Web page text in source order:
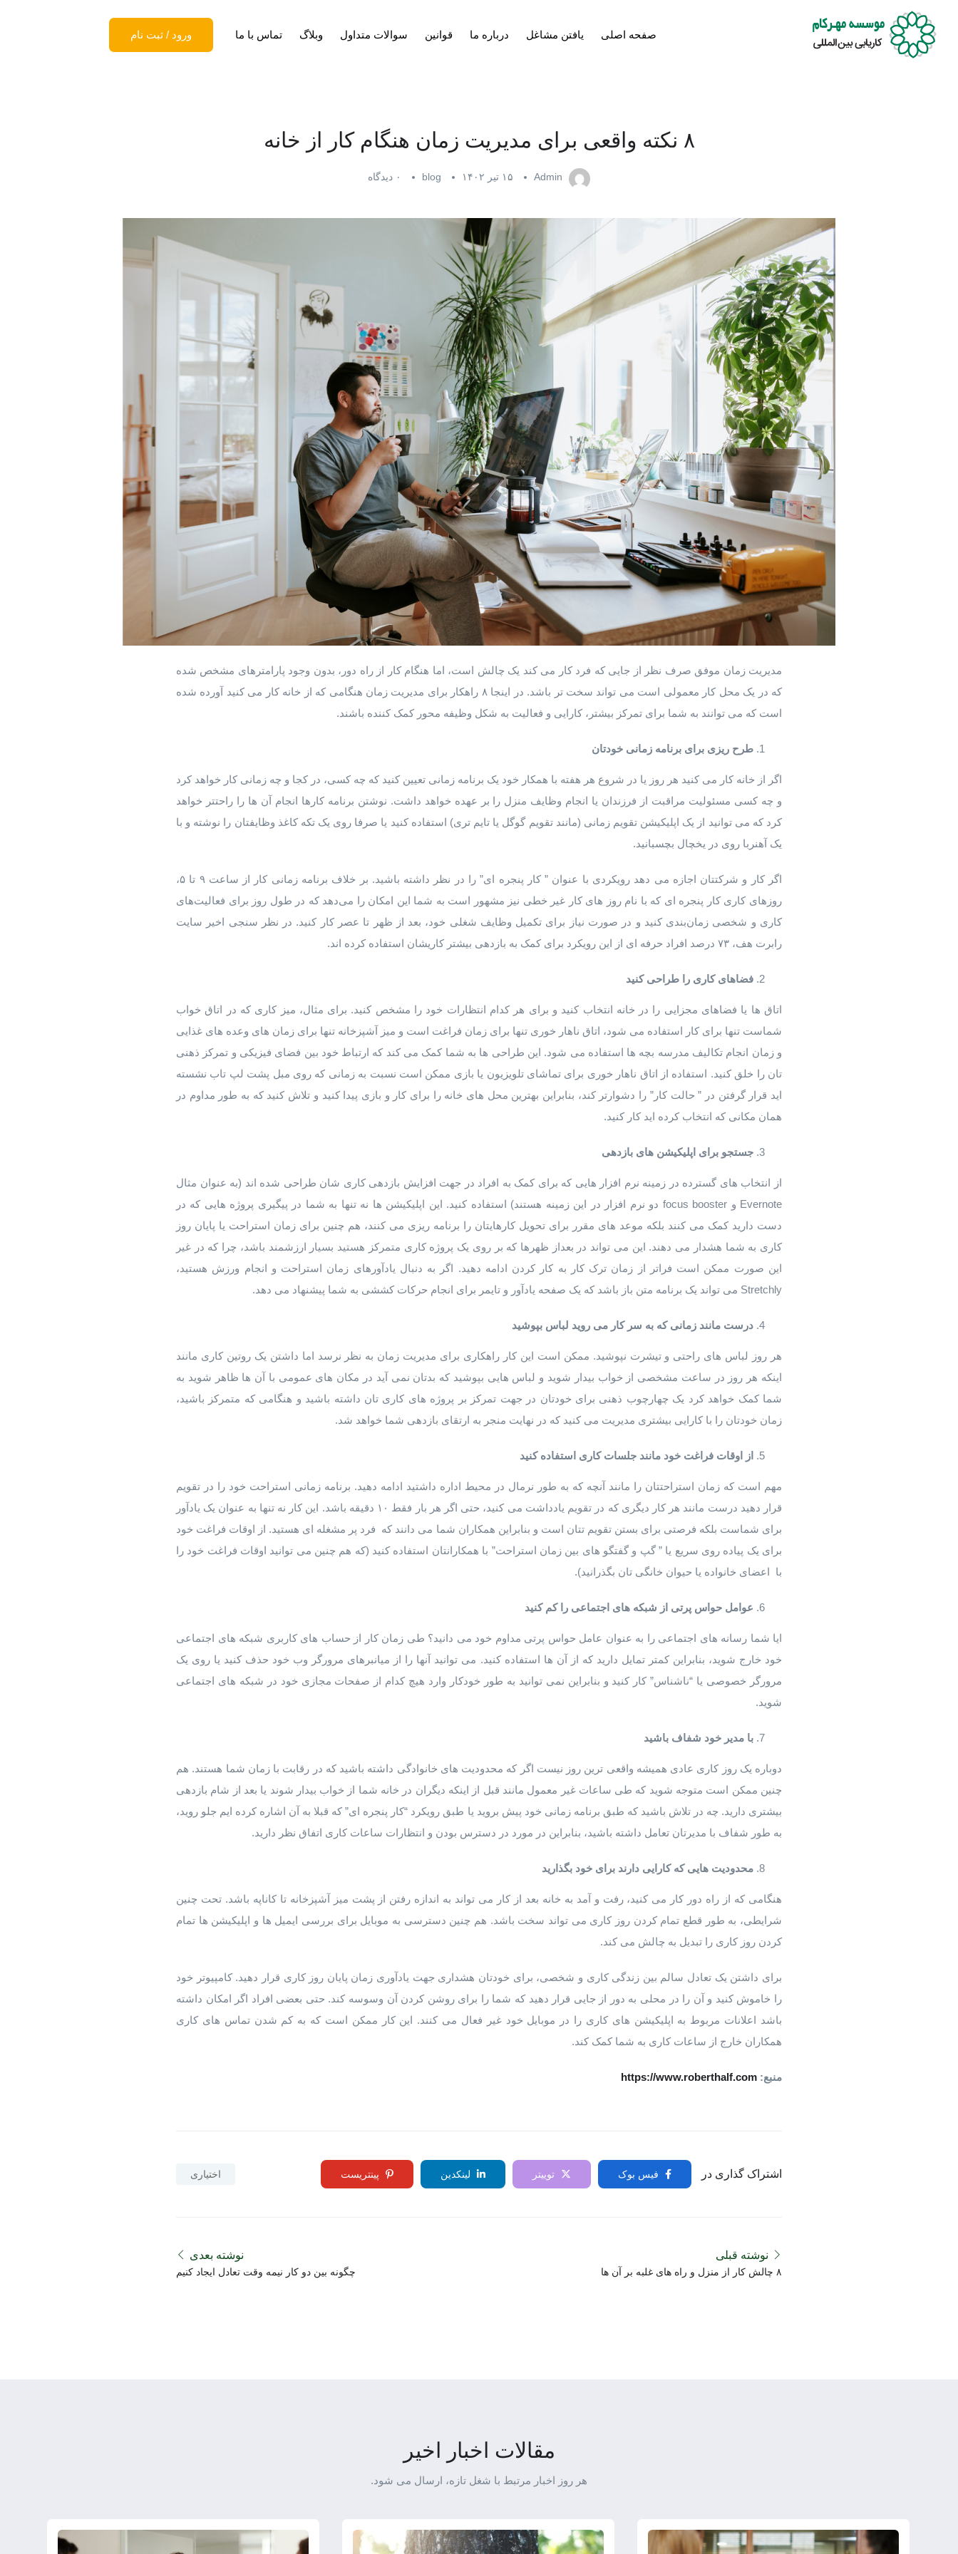
صفحه اصلی یافتن مشاغل درباره ما قوانین سوالات متداول وبلاگ تماس با ما ورود / ثبت نام
۸ نکته واقعی برای مدیریت زمان هنگام کار از خانه
Admin ۱۵ تیر ۱۴۰۲ blog ۰ دیدگاه
مدیریت زمان موفق صرف نظر از جایی که فرد کار می کند یک چالش است، اما هنگام کار از راه دور، بدون وجود پارامترهای مشخص شده
که در یک محل کار معمولی است می تواند سخت تر باشد. در اینجا ۸ راهکار برای مدیریت زمان هنگامی که از خانه کار می کنید آورده شده
است که می توانند به شما برای تمرکز بیشتر، کارایی و فعالیت به شکل وظیفه محور کمک کننده باشند.
طرح ریزی برای برنامه زمانی خودتان
اگر از خانه کار می کنید هر روز یا در شروع هر هفته با همکار خود یک برنامه زمانی تعیین کنید که چه کسی، در کجا و چه زمانی کار خواهد کرد
و چه کسی مسئولیت مراقبت از فرزندان یا انجام وظایف منزل را بر عهده خواهد داشت. نوشتن برنامه کارها انجام آن ها را راحتتر خواهد
کرد که می توانید از یک اپلیکیشن تقویم زمانی (مانند تقویم گوگل یا تایم تری) استفاده کنید یا صرفا روی یک تکه کاغذ وظایفتان را نوشته و با
یک آهنربا روی در یخچال بچسبانید.
اگر کار و شرکتتان اجازه می دهد رویکردی با عنوان ” کار پنجره ای” را در نظر داشته باشید. بر خلاف برنامه زمانی کار از ساعت ۹ تا ۵،
روزهای کاری کار پنجره ای که با نام روز های کار غیر خطی نیز مشهور است به شما این امکان را می‌دهد که در طول روز برای فعالیت‌های
کاری و شخصی زمان‌بندی کنید و در صورت نیاز برای تکمیل وظایف شغلی خود، بعد از ظهر تا عصر کار کنید. در نظر سنجی اخیر سایت
رابرت هف، ۷۳ درصد افراد حرفه ای از این رویکرد برای کمک به بازدهی بیشتر کاریشان استفاده کرده اند.
فضاهای کاری را طراحی کنید
اتاق ها یا فضاهای مجزایی را در خانه انتخاب کنید و برای هر کدام انتظارات خود را مشخص کنید. برای مثال، میز کاری که در اتاق خواب
شماست تنها برای کار استفاده می شود، اتاق ناهار خوری تنها برای زمان فراغت است و میز آشپزخانه تنها برای زمان های وعده های غذایی
و زمان انجام تکالیف مدرسه بچه ها استفاده می شود. این طراحی ها به شما کمک می کند که ارتباط خود بین فضای فیزیکی و تمرکز ذهنی
تان را خلق کنید. استفاده از اتاق ناهار خوری برای تماشای تلویزیون یا بازی ممکن است نسبت به زمانی که روی مبل پشت لپ تاب نشسته
اید قرار گرفتن در ” حالت کار” را دشوارتر کند، بنابراین بهترین محل های خانه را برای کار و بازی پیدا کنید و تلاش کنید که به طور مداوم در
همان مکانی که انتخاب کرده اید کار کنید.
جستجو برای اپلیکیشن های بازدهی
از انتخاب های گسترده در زمینه نرم افزار هایی که برای کمک به افراد در جهت افزایش بازدهی کاری شان طراحی شده اند (به عنوان مثال
Evernote و focus booster دو نرم افزار در این زمینه هستند) استفاده کنید. این اپلیکیشن ها نه تنها به شما در پیگیری پروژه هایی که در
دست دارید کمک می کنند بلکه موعد های مقرر برای تحویل کارهایتان را برنامه ریزی می کنند، هم چنین برای زمان استراحت یا پایان روز
کاری به شما هشدار می دهند. این می تواند در بعداز ظهرها که بر روی یک پروژه کاری متمرکز هستید بسیار ارزشمند باشد، چرا که در غیر
این صورت ممکن است فراتر از زمان ترک کار به کار کردن ادامه دهید. اگر به دنبال یادآورهای زمان استراحت و انجام ورزش هستید،
Stretchly می تواند یک برنامه متن باز باشد که یک صفحه یادآور و تایمر برای انجام حرکات کششی به شما پیشنهاد می دهد.
درست مانند زمانی که به سر کار می روید لباس بپوشید
هر روز لباس های راحتی و تیشرت نپوشید. ممکن است این کار راهکاری برای مدیریت زمان به نظر نرسد اما داشتن یک روتین کاری مانند
اینکه هر روز در ساعت مشخصی از خواب بیدار شوید و لباس هایی بپوشید که بدتان نمی آید در مکان های عمومی با آن ها ظاهر شوید به
شما کمک خواهد کرد یک چهارچوب ذهنی برای خودتان در جهت تمرکز بر پروژه های کاری تان داشته باشید و هنگامی که متمرکز باشید،
زمان خودتان را با کارایی بیشتری مدیریت می کنید که در نهایت منجر به ارتقای بازدهی شما خواهد شد.
از اوقات فراغت خود مانند جلسات کاری استفاده کنید
مهم است که زمان استراحتتان را مانند آنچه که به طور نرمال در محیط اداره داشتید ادامه دهید. برنامه زمانی استراحت خود را در تقویم
قرار دهید درست مانند هر کار دیگری که در تقویم یادداشت می کنید، حتی اگر هر بار فقط ۱۰ دقیقه باشد. این کار نه تنها به عنوان یک یادآور
برای شماست بلکه فرصتی برای بستن تقویم تتان است و بنابراین همکاران شما می دانند که فرد پر مشغله ای هستید. از اوقات فراغت خود
برای یک پیاده روی سریع یا ” گپ و گفتگو های بین زمان استراحت” با همکارانتان استفاده کنید (که هم چنین می توانید اوقات فراغت خود را
با اعضای خانواده یا حیوان خانگی تان بگذرانید).
عوامل حواس پرتی از شبکه های اجتماعی را کم کنید
ایا شما رسانه های اجتماعی را به عنوان عامل حواس پرتی مداوم خود می دانید؟ طی زمان کار از حساب های کاربری شبکه های اجتماعی
خود خارج شوید، بنابراین کمتر تمایل دارید که از آن ها استفاده کنید. می توانید آنها را از میانبرهای مرورگر وب خود حذف کنید یا روی یک
مرورگر خصوصی یا “ناشناس” کار کنید و بنابراین نمی توانید به طور خودکار وارد هیچ کدام از صفحات مجازی خود در شبکه های اجتماعی
شوید.
با مدیر خود شفاف باشید
دوباره یک روز کاری عادی همیشه واقعی ترین روز نیست اگر که محدودیت های خانوادگی داشته باشید که در رقابت با زمان شما هستند. هم
چنین ممکن است متوجه شوید که طی ساعات غیر معمول مانند قبل از اینکه دیگران در خانه شما از خواب بیدار شوند یا بعد از شام بازدهی
بیشتری دارید. چه در تلاش باشید که طبق برنامه زمانی خود پیش بروید یا طبق رویکرد “کار پنجره ای” که قبلا به آن اشاره کرده ایم جلو روید،
به طور شفاف با مدیرتان تعامل داشته باشید، بنابراین در مورد در دسترس بودن و انتظارات ساعات کاری اتفاق نظر دارید.
محدودیت هایی که کارایی دارند برای خود بگذارید
هنگامی که از راه دور کار می کنید، رفت و آمد به خانه بعد از کار می تواند به اندازه رفتن از پشت میز آشپزخانه تا کاناپه باشد. تحت چنین
شرایطی، به طور قطع تمام کردن روز کاری می تواند سخت باشد. هم چنین دسترسی به موبایل برای بررسی ایمیل ها و اپلیکیشن ها تمام
کردن روز کاری را تبدیل به چالش می کند.
برای داشتن یک تعادل سالم بین زندگی کاری و شخصی، برای خودتان هشداری جهت یادآوری زمان پایان روز کاری قرار دهید. کامپیوتر خود
را خاموش کنید و آن را در محلی به دور از جایی قرار دهید که شما را برای روشن کردن آن وسوسه کند. حتی بعضی افراد اگر امکان داشته
باشد اعلانات مربوط به اپلیکیشن های کاری را در موبایل خود غیر فعال می کنند. این کار ممکن است که به کم شدن تماس های کاری
همکاران خارج از ساعات کاری به شما کمک کند.
منبع: https://www.roberthalf.com
اشتراک گذاری در فیس بوک توییتر لینکدین پینتریست اختیاری
نوشته قبلی
۸ چالش کار از منزل و راه های غلبه بر آن ها
نوشته بعدی
چگونه بین دو کار نیمه وقت تعادل ایجاد کنیم
مقالات اخبار اخیر
هر روز اخبار مرتبط با شغل تازه، ارسال می شود.